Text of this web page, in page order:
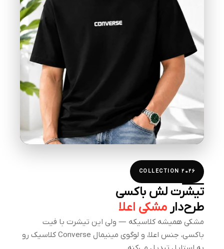
COLLECTION 2026
تیشرت لش باکسی
طرح‌دارمشکی اعلا
مشکی همیشه کلاسیکه — ولی این تیشرت با فیت
باکسی، جنس اعلا، و لوگوی مینیمال Converse کلاسیک رو